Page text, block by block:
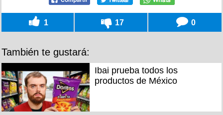
1 17 0
También te gustará:
Ibai prueba todos los
productos de México